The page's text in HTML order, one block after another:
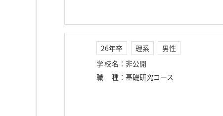
26年卒 理系
男性
学校名 ： 非公開
職種 ： 基礎研究コース